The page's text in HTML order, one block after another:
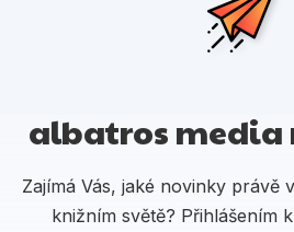
albatros media
Zajímá Vás, jaké novinky právě
knižním světě? Přihlášením